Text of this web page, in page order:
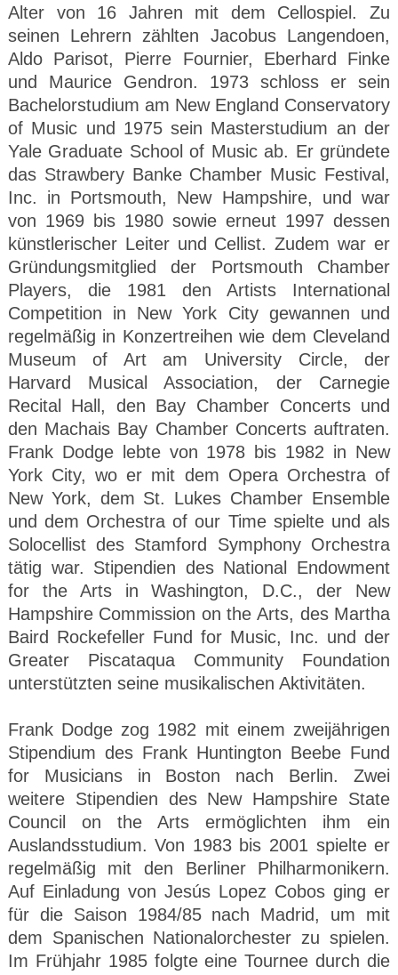
Alter von 16 Jahren mit dem Cellospiel. Zu
seinen Lehrern zählten Jacobus Langendoen,
Aldo Parisot, Pierre Fournier, Eberhard Finke
und Maurice Gendron. 1973 schloss er sein
Bachelorstudium am New England Conservatory
of Music und 1975 sein Masterstudium an der
Yale Graduate School of Music ab. Er gründete
das Strawbery Banke Chamber Music Festival,
Inc. in Portsmouth, New Hampshire, und war
von 1969 bis 1980 sowie erneut 1997 dessen
künstlerischer Leiter und Cellist. Zudem war er
Gründungsmitglied der Portsmouth Chamber
Players, die 1981 den Artists International
Competition in New York City gewannen und
regelmäßig in Konzertreihen wie dem Cleveland
Museum of Art am University Circle, der
Harvard Musical Association, der Carnegie
Recital Hall, den Bay Chamber Concerts und
den Machais Bay Chamber Concerts auftraten.
Frank Dodge lebte von 1978 bis 1982 in New
York City, wo er mit dem Opera Orchestra of
New York, dem St. Lukes Chamber Ensemble
und dem Orchestra of our Time spielte und als
Solocellist des Stamford Symphony Orchestra
tätig war. Stipendien des National Endowment
for the Arts in Washington, D.C., der New
Hampshire Commission on the Arts, des Martha
Baird Rockefeller Fund for Music, Inc. und der
Greater Piscataqua Community Foundation
unterstützten seine musikalischen Aktivitäten.
Frank Dodge zog 1982 mit einem zweijährigen
Stipendium des Frank Huntington Beebe Fund
for Musicians in Boston nach Berlin. Zwei
weitere Stipendien des New Hampshire State
Council on the Arts ermöglichten ihm ein
Auslandsstudium. Von 1983 bis 2001 spielte er
regelmäßig mit den Berliner Philharmonikern.
Auf Einladung von Jesús Lopez Cobos ging er
für die Saison 1984/85 nach Madrid, um mit
dem Spanischen Nationalorchester zu spielen.
Im Frühjahr 1985 folgte eine Tournee durch die